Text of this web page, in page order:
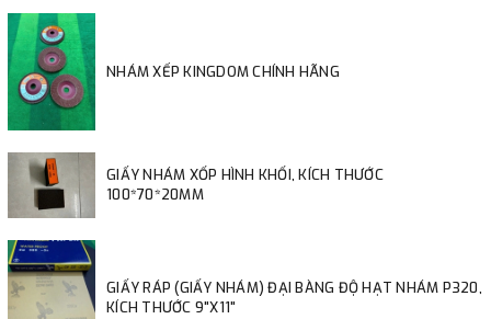
NHÁM XẾP KINGDOM CHÍNH HÃNG
GIẤY NHÁM XỐP HÌNH KHỐI, KÍCH THƯỚC
100*70*20MM
GIẤY RÁP (GIẤY NHÁM) ĐẠI BÀNG ĐỘ HẠT NHÁM P320,
KÍCH THƯỚC 9"X11"